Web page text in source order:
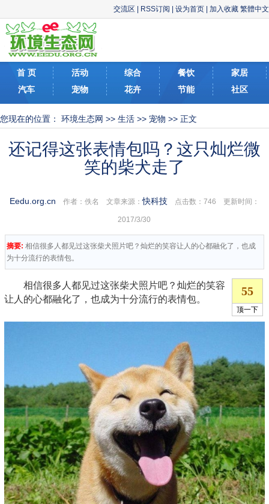
交流区 RSS订阅 设为首页 加入收藏 繁體中文
首 页 活动 综合 餐饮
家居
汽车
宠物 花卉 节能 社区
您现在的位置： 环境生态网 >> 生活 >> 宠物 >> 正文
还记得这张表情包吗？这只灿烂微
笑的柴犬走了
Eedu.org.cn 作者：佚名 文章来源：快科技点击数： 746 更新时间：
2017/3/30
摘要: 相信很多人都见过这张柴犬照片吧？灿烂的笑容让人的心都融化了，也成
为十分流行的表情包。
相信很多人都见过这张柴犬照片吧？灿烂的笑容
让人的心都融化了，也成为十分流行的表情包。